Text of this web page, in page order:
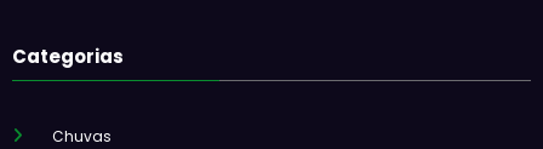
Categorias
Chuvas